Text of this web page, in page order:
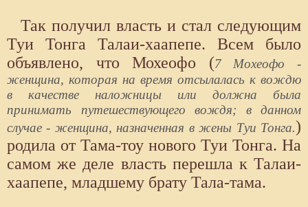
Так получил власть и стал следующим
Туи Тонга Талаи-хаапепе. Всем было
объявлено, что Мохеофо (7 Мохеофо -
женщина, которая на время отсылалась к вождю
в качестве наложницы или должна была
принимать путешествующего вождя; в данном
случае - женщина, назначенная в жены Туи Тонга.)
родила от Тама-тоу нового Туи Тонга. На
самом же деле власть перешла к Талаи-
хаапепе, младшему брату Тала-тама.